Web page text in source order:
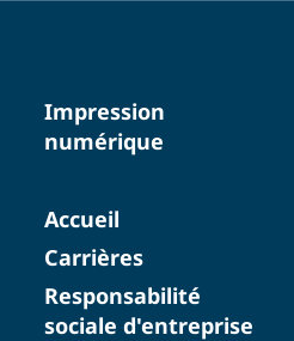
Impression
numérique
Accueil
Carrières
Responsabilité
sociale d'entreprise